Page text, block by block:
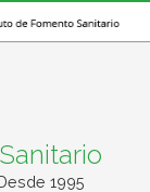
1995